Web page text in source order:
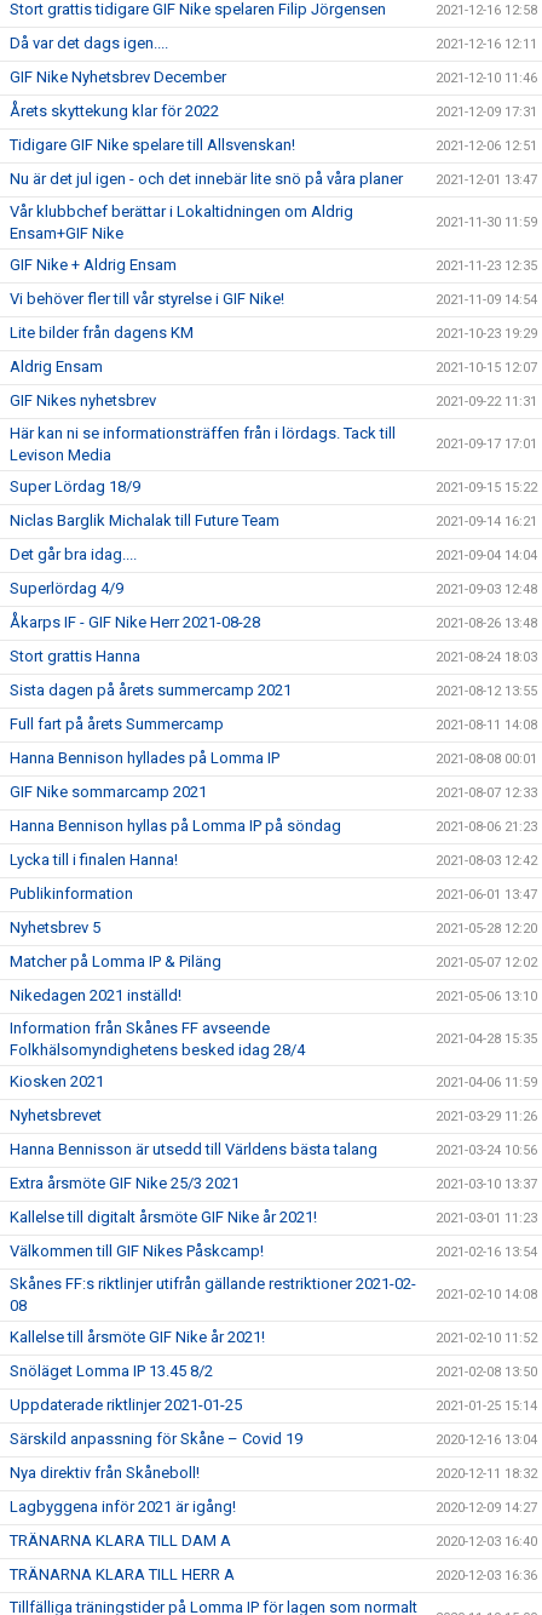
Stort grattis tidigare GIF Nike spelaren Filip Jörgensen 2021-12-16 12:58
Då var det dags igen.... 2021-12-16 12:11
GIF Nike Nyhetsbrev December 2021-12-10 11:46
Årets skyttekung klar för 2022 2021-12-09 17:31
Tidigare GIF Nike spelare till Allsvenskan! 2021-12-06 12:51
Nu är det jul igen - och det innebär lite snö på våra planer 2021-12-01 13:47
Vår klubbchef berättar i Lokaltidningen om Aldrig
Ensam+GIF Nike
2021-11-30 11:59
GIF Nike + Aldrig Ensam 2021-11-23 12:35
Vi behöver fler till vår styrelse i GIF Nike! 2021-11-09 14:54
Lite bilder från dagens KM 2021-10-23 19:29
Aldrig Ensam 2021-10-15 12:07
GIF Nikes nyhetsbrev 2021-09-22 11:31
Här kan ni se informationsträffen från i lördags. Tack till
Levison Media
2021-09-17 17:01
Super Lördag 18/9 2021-09-15 15:22
Niclas Barglik Michalak till Future Team 2021-09-14 16:21
Det går bra idag.... 2021-09-04 14:04
Superlördag 4/9 2021-09-03 12:48
Åkarps IF - GIF Nike Herr 2021-08-28 2021-08-26 13:48
Stort grattis Hanna 2021-08-24 18:03
Sista dagen på årets summercamp 2021 2021-08-12 13:55
Full fart på årets Summercamp 2021-08-11 14:08
Hanna Bennison hyllades på Lomma IP 2021-08-08 00:01
GIF Nike sommarcamp 2021 2021-08-07 12:33
Hanna Bennison hyllas på Lomma IP på söndag 2021-08-06 21:23
Lycka till i finalen Hanna! 2021-08-03 12:42
Publikinformation 2021-06-01 13:47
Nyhetsbrev 5 2021-05-28 12:20
Matcher på Lomma IP & Piläng 2021-05-07 12:02
Nikedagen 2021 inställd! 2021-05-06 13:10
Information från Skånes FF avseende
Folkhälsomyndighetens besked idag 28/4
2021-04-28 15:35
Kiosken 2021 2021-04-06 11:59
Nyhetsbrevet 2021-03-29 11:26
Hanna Bennisson är utsedd till Världens bästa talang 2021-03-24 10:56
Extra årsmöte GIF Nike 25/3 2021 2021-03-10 13:37
Kallelse till digitalt årsmöte GIF Nike år 2021! 2021-03-01 11:23
Välkommen till GIF Nikes Påskcamp! 2021-02-16 13:54
Skånes FF:s riktlinjer utifrån gällande restriktioner 2021-02-
08
2021-02-10 14:08
Kallelse till årsmöte GIF Nike år 2021! 2021-02-10 11:52
Snöläget Lomma IP 13.45 8/2 2021-02-08 13:50
Uppdaterade riktlinjer 2021-01-25 2021-01-25 15:14
Särskild anpassning för Skåne – Covid 19 2020-12-16 13:04
Nya direktiv från Skåneboll! 2020-12-11 18:32
Lagbyggena inför 2021 är igång! 2020-12-09 14:27
TRÄNARNA KLARA TILL DAM A 2020-12-03 16:40
TRÄNARNA KLARA TILL HERR A 2020-12-03 16:36
Tillfälliga träningstider på Lomma IP för lagen som normalt